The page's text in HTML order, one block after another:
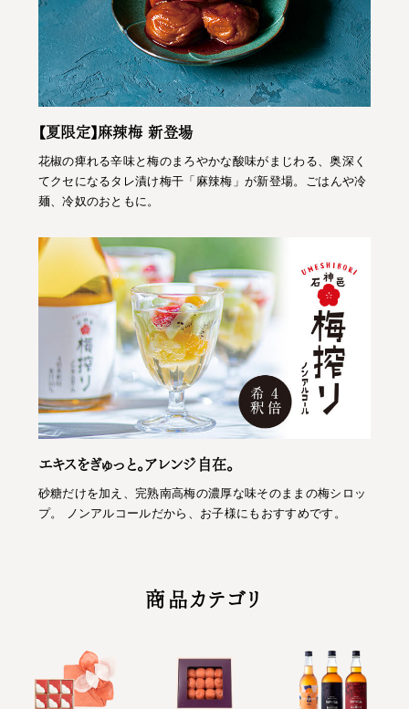
【夏限定】麻辣梅 新登場
花椒の痺れる辛味と梅のまろやかな酸味がまじわる、奥深く
てクセになるタレ漬け梅干「麻辣梅」が新登場。ごはんや冷
麺、冷奴のおともに。
エキスをぎゅっと。アレンジ自在。
砂糖だけを加え、完熟南高梅の濃厚な味そのままの梅シロッ
プ。 ノンアルコールだから、お子様にもおすすめです。
商品カテゴリ